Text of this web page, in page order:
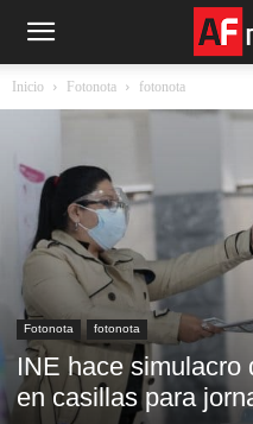
Inicio Fotonota fotonota
Fotonota fotonota
INE hace simulacro
en casillas para